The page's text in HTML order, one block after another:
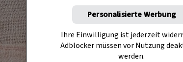
Personalisierte Werbung
Ihre Einwilligung ist jederzeit
Adblocker müssen vor Nutzung
werden.